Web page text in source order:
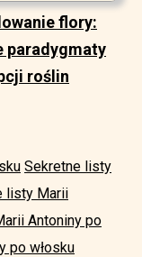
flory:
paradygmaty
roślin
Sekretne listy
listy Marii
Antoniny po
po włosku